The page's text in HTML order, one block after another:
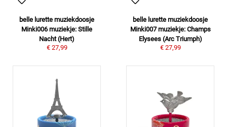
belle lurette muziekdoosje
Minki006 muziekje: Stille
Nacht (Hert)
€ 27,99
belle lurette muziekdoosje
Minki007 muziekje: Champs
Elysees (Arc Triumph)
€ 27,99